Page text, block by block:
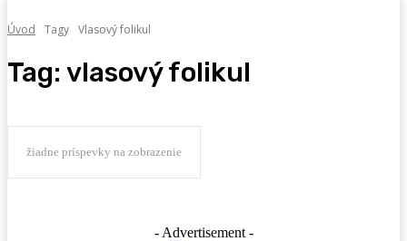
Úvod Tagy Vlasový folikul
Tag: vlasový folikul
žiadne príspevky na zobrazenie
- Advertisement -